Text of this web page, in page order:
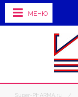
МЕНЮ
Super-PHARMA.ru /